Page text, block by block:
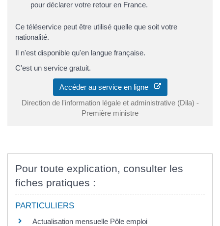
pour déclarer votre retour en France.
Ce téléservice peut être utilisé quelle que soit votre
nationalité.
Il n'est disponible qu'en langue française.
C'est un service gratuit.
Accéder au service en ligne
Direction de l'information légale et administrative (Dila) -
Première ministre
Pour toute explication, consulter les
fiches pratiques :
PARTICULIERS
Actualisation mensuelle Pôle emploi